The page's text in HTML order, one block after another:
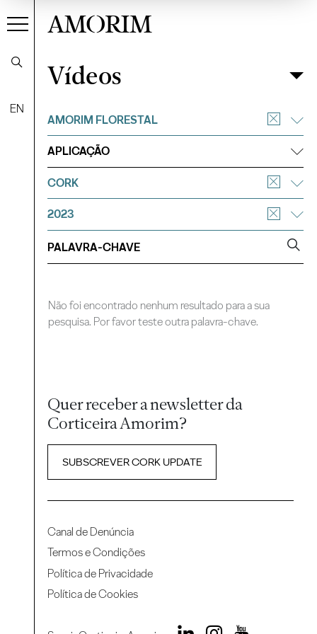
EN
AMORIM
VídeosFiltrar
Vídeos
AMORIM FLORESTAL
APLICAÇÃO
CORK
2023
Não foi encontrado nenhum resultado para a sua
pesquisa. Por favor teste outra palavra-chave.
Quer receber a newsletter da
Corticeira Amorim?
SUBSCREVER CORK UPDATE
Canal de Denúncia
Termos e Condições
Política de Privacidade
Política de Cookies